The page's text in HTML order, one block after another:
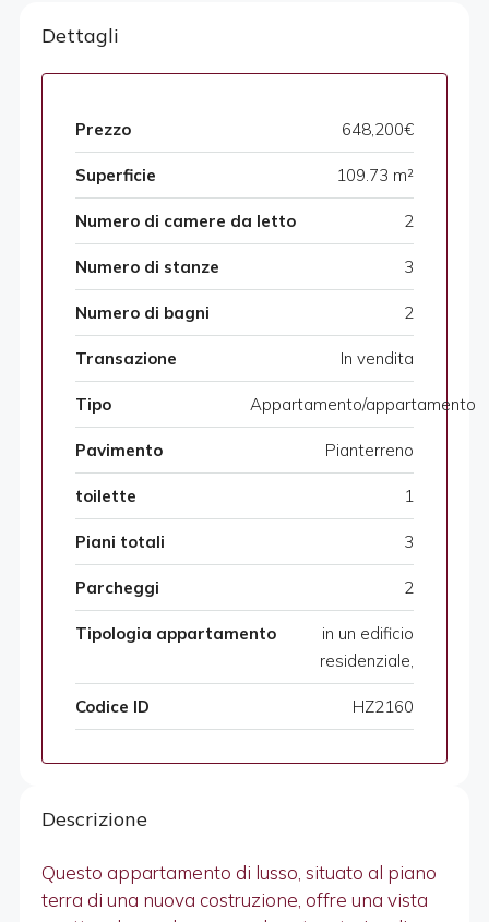
Dettagli
Prezzo 648,200€
Superficie 109.73 m²
Numero di camere da letto 2
Numero di stanze 3
Numero di bagni 2
Transazione In vendita
Tipo Appartamento/appartamento
Pavimento Pianterreno
toilette 1
Piani totali 3
Parcheggi 2
Tipologia appartamento
in un edificio
residenziale,
Codice ID HZ2160
Descrizione
Questo appartamento di lusso, situato al piano
terra di una nuova costruzione, offre una vista